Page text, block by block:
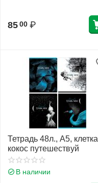
85 00 ₽
Тетрадь 48л., А5, клетка
кокос путешествуй
В наличии